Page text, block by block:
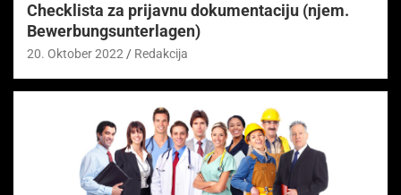
Checklista za prijavnu dokumentaciju (njem.
Bewerbungsunterlagen)
20. Oktober 2022 Redakcija